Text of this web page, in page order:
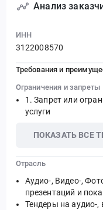
Анализ
ИНН
3122008570
Требования и
Ограничения и запреты
Запрет или
услуги
ПОКАЗАТЬ ВСЕ
Отрасль
Аудио-, Видео-,
презентаций и
Тендеры на аудио-,